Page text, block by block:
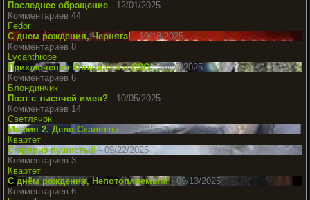
Последнее обращение - 12/01/2025
Комментариев 44
Fedor
С днем рождения, Черняга!- 10/18/2025
Комментариев 8
Lycanthrope
Приключения Ковальски в СЗО- 10/07/2025
Комментариев 6
Блондинчик
Поэт с тысячей имен? - 10/05/2025
Комментариев 14
Светлячок
Мафия 2. Дело Скалетты
- 09/29/2025
Квартет
Сюрприз пушистый - 09/22/2025
Комментариев 3
Квартет
С днём рождения, Непотопляемый!- 09/13/2025
Комментариев 6